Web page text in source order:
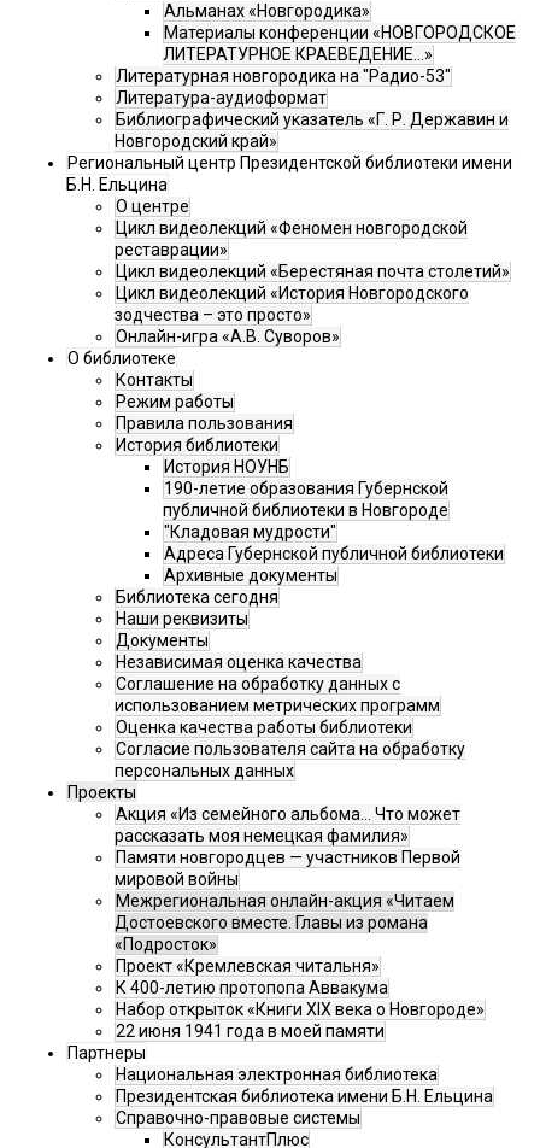
Альманах «Новгородика»
Материалы конференции «НОВГОРОДСКОЕ
ЛИТЕРАТУРНОЕ КРАЕВЕДЕНИЕ...»
Литературная новгородика на "Радио-53"
Литература-аудиоформат
Библиографический указатель «Г. Р. Державин и
Новгородский край»
Региональный центр Президентской библиотеки имени
Б.Н. Ельцина
О центре
Цикл видеолекций «Феномен новгородской
реставрации»
Цикл видеолекций «Берестяная почта столетий»
Цикл видеолекций «История Новгородского
зодчества – это просто»
Онлайн-игра «А.В. Суворов»
О библиотеке
Контакты
Режим работы
Правила пользования
История библиотеки
История НОУНБ
190-летие образования Губернской
публичной библиотеки в Новгороде
"Кладовая мудрости"
Адреса Губернской публичной библиотеки
Архивные документы
Библиотека сегодня
Наши реквизиты
Документы
Независимая оценка качества
Соглашение на обработку данных с
использованием метрических программ
Оценка качества работы библиотеки
Согласие пользователя сайта на обработку
персональных данных
Проекты
Акция «Из семейного альбома... Что может
рассказать моя немецкая фамилия»
Памяти новгородцев — участников Первой
мировой войны
Межрегиональная онлайн-акция «Читаем
Достоевского вместе. Главы из романа
«Подросток»
Проект «Кремлевская читальня»
К 400-летию протопопа Аввакума
Набор открыток «Книги XIX века о Новгороде»
22 июня 1941 года в моей памяти
Партнеры
Национальная электронная библиотека
Президентская библиотека имени Б.Н. Ельцина
Справочно-правовые системы
КонсультантПлюс